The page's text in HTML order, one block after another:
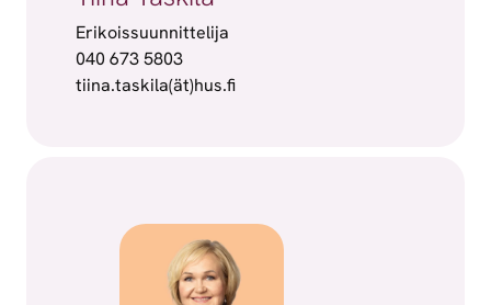
Erikoissuunnittelija
040 673 5803
tiina.taskila(ät)hus.fi